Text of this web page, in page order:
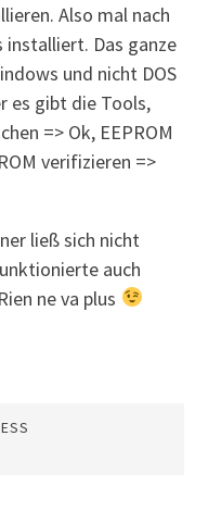
Also mal nach
installiert. Das ganze
und nicht DOS
es gibt die Tools,
=> Ok, EEPROM
verifizieren =>
ließ sich nicht
auch
ne va plus